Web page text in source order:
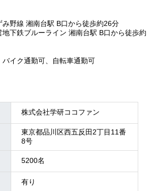
野線 湘南台駅 B口から徒歩約26分
下鉄ブルーライン 湘南台駅 B口から徒歩約
バイク通勤可、自転車通勤可
株式会社学研ココファン
東京都品川区西五反田2丁目11番
8号
5200名
有り